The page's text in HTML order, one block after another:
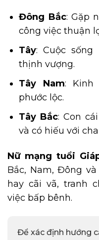
Đông Bắc: Gặp
công việc thuận
Tây: Cuộc
thịnh vượng.
Tây Nam: Kinh
phước lộc.
Tây Bắc: Con
và có hiếu với
Nữ mạng tuổi
Bắc, Nam, Đông
hay cãi vã, tranh
việc bấp bênh.
Để xác định hướng